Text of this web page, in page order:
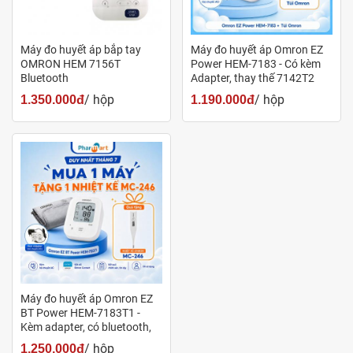
hiệu quả.
2. Cách quấn đai:
Quấn đai quanh cánh tay trên, vị trí khoảng 2-3cm
trên khớp khuỷu tay.
Đảm bảo ống tiếp khí nằm ở mặt trong cánh tay.
Ngồi thẳng, đặt cánh tay lên mặt bàn, lòng bàn tay
hướng lên trên.
Kiểm tra lại để đảm bảo ống hơi không bị xoắn.
3. Đo huyết áp:
Nhấn nút "Nguồn" để khởi động máy.
Máy sẽ tự động bơm hơi vào đai.
Khi quá trình bơm hơi kết thúc, biểu tượng hình trái
tim sẽ nhấp nháy.
Máy đo huyết áp bắp tay
OMRON HEM 7156T
Bluetooth
1.350.000đ/ hộp
Máy đo huyết áp Omron EZ
Power HEM-7183 - Có kèm
Adapter, thay thế 7142T2
1.190.000đ/ hộp
Máy đo huyết áp Omron EZ
BT Power HEM-7183T1 -
Kèm adapter, có bluetooth,
thay thế cho 7143T1
1.250.000đ/ hộp